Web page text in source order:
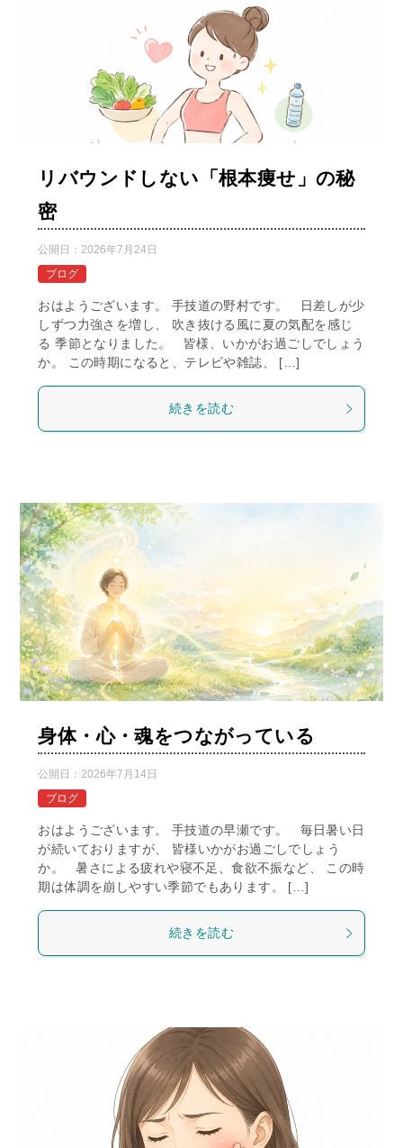
リバウンドしない「根本痩せ」の秘
密
公開日：2026年7月24日
ブログ
おはようございます。 手技道の野村です。 日差しが少
しずつ力強さを増し、 吹き抜ける風に夏の気配を感じ
る 季節となりました。 皆様、いかがお過ごしでしょう
か。 この時期になると、テレビや雑誌、 […]
続きを読む
身体・心・魂をつながっている
公開日：2026年7月14日
ブログ
おはようございます。 手技道の早瀬です。 毎日暑い日
が続いておりますが、 皆様いかがお過ごしでしょう
か。 暑さによる疲れや寝不足、食欲不振など、 この時
期は体調を崩しやすい季節でもあります。 […]
続きを読む